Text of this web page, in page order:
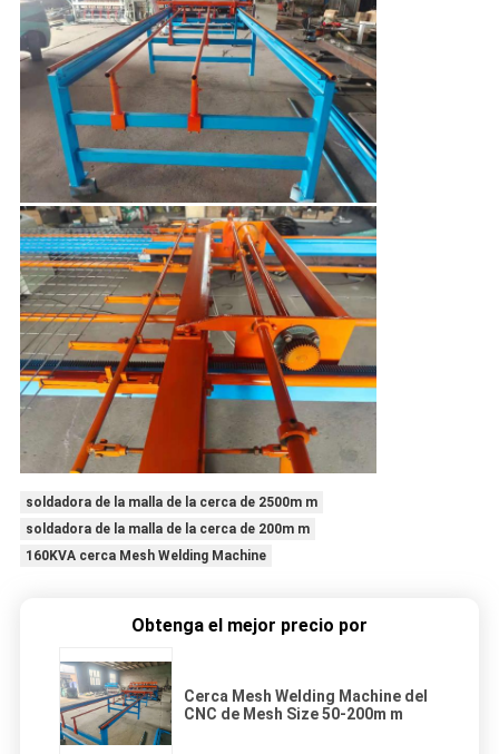
soldadora de la malla de la cerca de 2500m m
soldadora de la malla de la cerca de 200m m
160KVA cerca Mesh Welding Machine
Obtenga el mejor precio por
Cerca Mesh Welding Machine del
CNC de Mesh Size 50-200m m